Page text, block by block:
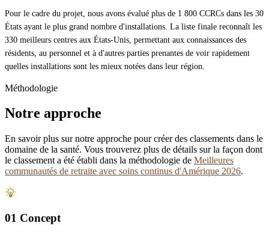
Pour le cadre du projet, nous avons évalué plus de 1 800 CCRCs dans les 30
États ayant le plus grand nombre d'installations. La liste finale reconnaît les
330 meilleurs centres aux États-Unis, permettant aux connaissances des
résidents, au personnel et à d'autres parties prenantes de voir rapidement
quelles installations sont les mieux notées dans leur région.
Méthodologie
Notre approche
En savoir plus sur notre approche pour créer des classements dans le
domaine de la santé. Vous trouverez plus de détails sur la façon dont
le classement a été établi dans la méthodologie de Meilleures
communautés de retraite avec soins continus d'Amérique 2026.
01 Concept